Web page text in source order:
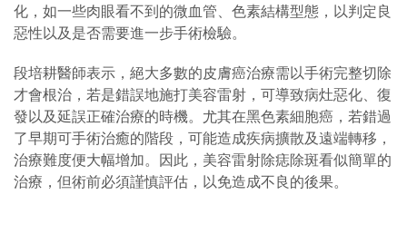
化，如一些肉眼看不到的微血管、色素結構型態，以判定良
惡性以及是否需要進一步手術檢驗。
段培耕醫師表示，絕大多數的皮膚癌治療需以手術完整切除
才會根治，若是錯誤地施打美容雷射，可導致病灶惡化、復
發以及延誤正確治療的時機。尤其在黑色素細胞癌，若錯過
了早期可手術治癒的階段，可能造成疾病擴散及遠端轉移，
治療難度便大幅增加。因此，美容雷射除痣除斑看似簡單的
治療，但術前必須謹慎評估，以免造成不良的後果。